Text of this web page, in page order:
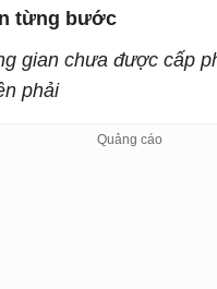
từng bước
gian chưa được cấp
phải